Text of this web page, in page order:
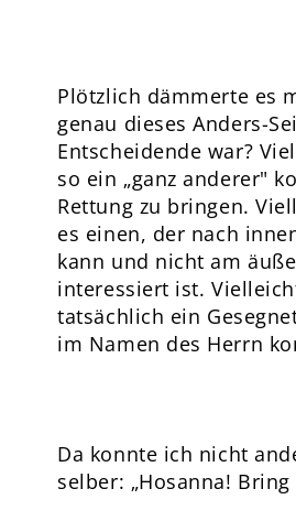
Plötzlich dämmerte es
genau dieses Anders-
Entscheidende war?
so ein „ganz anderer"
Rettung zu bringen.
es einen, der nach
kann und nicht am
interessiert ist.
tatsächlich ein
im Namen des Herrn
Da konnte ich nicht
selber: „Hosanna!